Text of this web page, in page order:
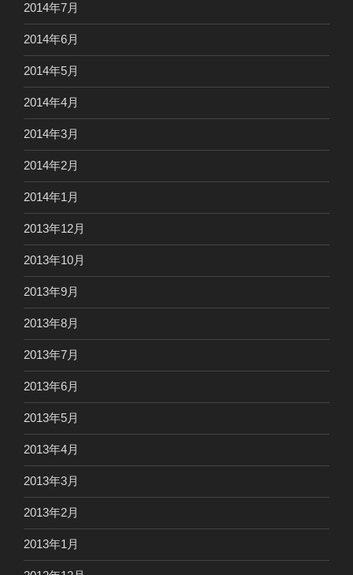
2014年7月
2014年6月
2014年5月
2014年4月
2014年3月
2014年2月
2014年1月
2013年12月
2013年10月
2013年9月
2013年8月
2013年7月
2013年6月
2013年5月
2013年4月
2013年3月
2013年2月
2013年1月